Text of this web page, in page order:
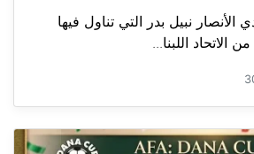
الأنصار نبيل بدر التي تناول فيها
الاتحاد اللبنا...